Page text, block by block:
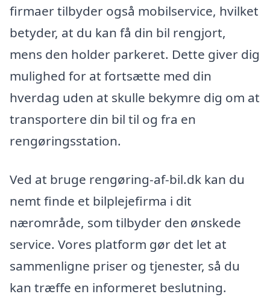
firmaer tilbyder også mobilservice, hvilket
betyder, at du kan få din bil rengjort,
mens den holder parkeret. Dette giver dig
mulighed for at fortsætte med din
hverdag uden at skulle bekymre dig om at
transportere din bil til og fra en
rengøringsstation.
Ved at bruge rengøring-af-bil.dk kan du
nemt finde et bilplejefirma i dit
nærområde, som tilbyder den ønskede
service. Vores platform gør det let at
sammenligne priser og tjenester, så du
kan træffe en informeret beslutning.